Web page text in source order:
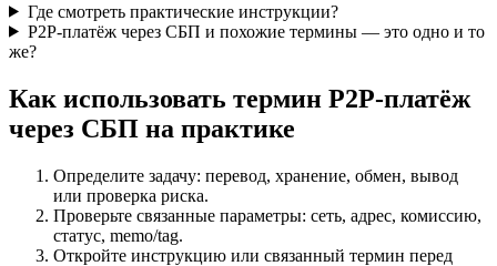
Где смотреть практические инструкции?
P2P-платёж через СБП и похожие термины — это одно и то
же?
Как использовать термин P2P-платёж
через СБП на практике
Определите задачу: перевод, хранение, обмен, вывод
или проверка риска.
Проверьте связанные параметры: сеть, адрес, комиссию,
статус, memo/tag.
Откройте инструкцию или связанный термин перед